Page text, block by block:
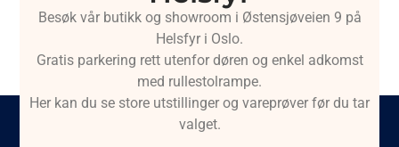
Besøk vår butikk og showroom i Østensjøveien 9 på
Helsfyr i Oslo.
Gratis parkering rett utenfor døren og enkel adkomst
med rullestolrampe.
Her kan du se store utstillinger og vareprøver før du tar
valget.